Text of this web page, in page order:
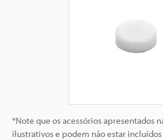
*Note que os acessórios apresentados
ilustrativos e podem não estar